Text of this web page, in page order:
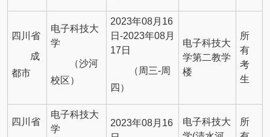
四川省
成
都市
电子科技大
学
（沙河
校区）
2023年08月16
日-2023年08月
17日
（周三-周
四）
电子科技大
学第二教学
楼
所
有
考
生
四川省
电子科技大
学
2023年08月16
电子科技大
所